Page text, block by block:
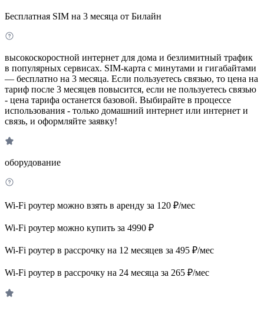
Бесплатная SIM на 3 месяца от Билайн
высокоскоростной интернет для дома и безлимитный трафик
в популярных сервисах. SIM-карта с минутами и гигабайтами
— бесплатно на 3 месяца. Если пользуетесь связью, то цена на
тариф после 3 месяцев повысится, если не пользуетесь связью
- цена тарифа останется базовой. Выбирайте в процессе
использования - только домашний интернет или интернет и
связь, и оформляйте заявку!
оборудование
Wi-Fi роутер можно взять в аренду за 120 ₽/мес
Wi-Fi роутер можно купить за 4990 ₽
Wi-Fi роутер в рассрочку на 12 месяцев за 495 ₽/мес
Wi-Fi роутер в рассрочку на 24 месяца за 265 ₽/мес